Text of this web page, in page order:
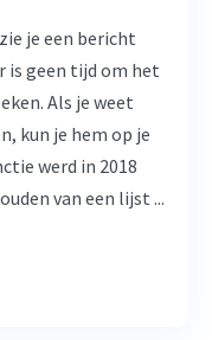
je een bericht
is geen tijd om het
Als je weet
kun je hem op je
werd in 2018
van een lijst ...